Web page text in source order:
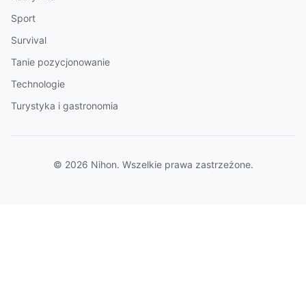
Sport
Survival
Tanie pozycjonowanie
Technologie
Turystyka i gastronomia
© 2026 Nihon. Wszelkie prawa zastrzeżone.